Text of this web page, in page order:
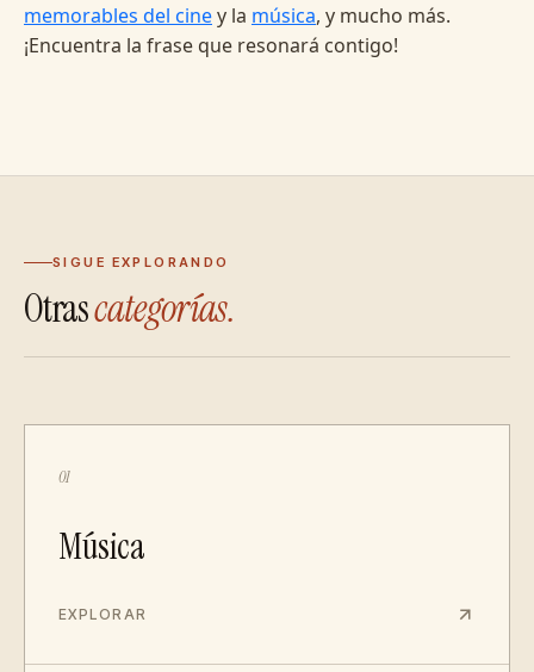
memorables del ciney la música, y mucho más.
¡Encuentra la frase que resonará contigo!
SIGUE EXPLORANDO
Otrascategorías.
01
Música
EXPLORAR